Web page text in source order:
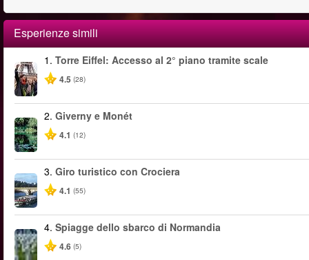
Esperienze simili
1. Torre Eiffel: Accesso al 2° piano tramite scale
4.5 (28)
2. Giverny e Monét
4.1 (12)
3. Giro turistico con Crociera
4.1 (55)
4. Spiagge dello sbarco di Normandia
4.6 (5)